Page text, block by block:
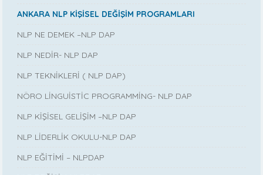
ANKARA NLP KİŞİSEL DEĞİŞİM PROGRAMLARI
NLP NE DEMEK –NLP DAP
NLP NEDİR- NLP DAP
NLP TEKNİKLERİ ( NLP DAP)
NÖRO LİNGUİSTİC PROGRAMMİNG- NLP DAP
NLP KİŞİSEL GELİŞİM –NLP DAP
NLP LİDERLİK OKULU-NLP DAP
NLP EĞİTİMİ – NLPDAP